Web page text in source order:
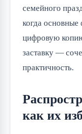
семейного
когда
цифровую
заставку —
практичность.
как их